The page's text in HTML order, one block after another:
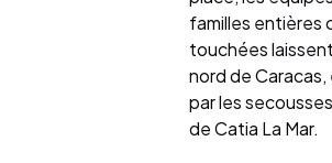
familles entières
touchées
nord de
par les
de Catia La Mar.